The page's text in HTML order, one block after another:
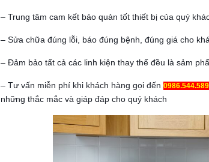
– Trung tâm cam kết bảo quản tốt thiết bị của quý
– Sửa chữa đúng lỗi, báo đúng bệnh, đúng giá cho
– Đảm bảo tất cả các linh kiện thay thế đều là sảm
– Tư vấn miễn phí khi khách hàng gọi đến 0986.544.589
những thắc mắc và giáp đáp cho quý khách